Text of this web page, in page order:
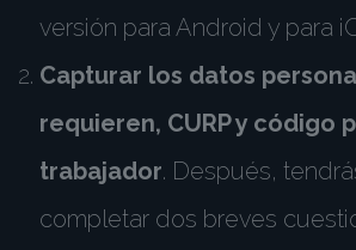
versión para Android y para
Capturar los datos
requieren, CURP y código
trabajador. Después,
completar dos breves